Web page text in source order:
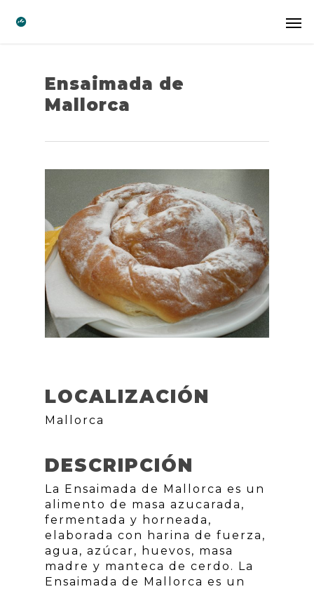
Ensaimada de
Mallorca
LOCALIZACIÓN
Mallorca
DESCRIPCIÓN
La Ensaimada de Mallorca es un
alimento de masa azucarada,
fermentada y horneada,
elaborada con harina de fuerza,
agua, azúcar, huevos, masa
madre y manteca de cerdo. La
Ensaimada de Mallorca es un